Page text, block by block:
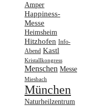
Amper
Happiness-
Messe
Heimsheim
Hitzhofen Info-
Abend Kastl
Kristallkongress
Menschen Messe
Miesbach
München
Naturheilzentrum